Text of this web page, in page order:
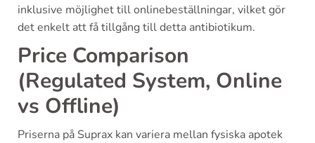
inklusive möjlighet till onlinebeställningar, vilket gör
det enkelt att få tillgång till detta antibiotikum.
Price Comparison
(Regulated System, Online
vs Offline)
Priserna på Suprax kan variera mellan fysiska apotek